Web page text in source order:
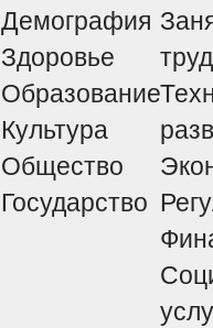
Демография
Здоровье
Образование
Культура
Общество
Государство
труд